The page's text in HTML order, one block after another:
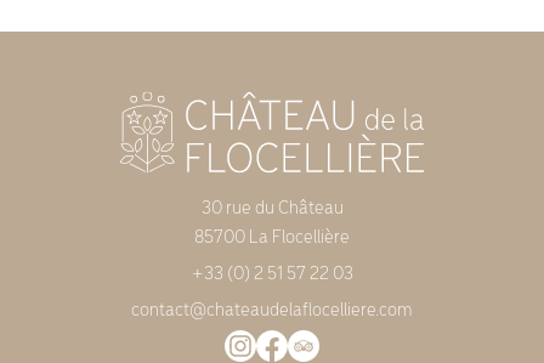
30 rue du Château
85700 La Flocellière
+33 (0) 2 51 57 22 03
contact@chateaudelaflocelliere.com